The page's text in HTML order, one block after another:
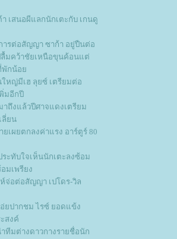
า เสนอผีแลกนักเตะกับ เกนดู
ารต่อสัญญา ซาก้า อยู่ปืนต่อ
ลื้มคว้าชัยเหนือขุนค้อนแต่
พักน้อ
ญ่มีเฮ ลุยซ์ เตรียมต่อ
มอีกปี
ถึงแล้วปีศาจแดงเตรียม
ลี่ยน
ยเผยตกลงค่าแรง อาร์ตูร์ 80
ะทับใจเห็นนักเตะลงซ้อม
มเพรียง
จ่อต่อสัญญา เปโดร-วิล
ยปากชม ไรซ์ ยอดแข้ง
สงค์
ทีมต่างดาวกางรายชื่อนัก